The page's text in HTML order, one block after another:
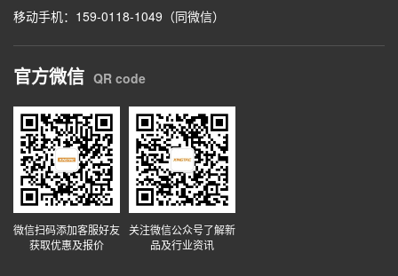
移动手机：159-0118-1049（同微信）
官方微信 QR code
微信扫码添加客服好友
获取优惠及报价
关注微信公众号了解新
品及行业资讯